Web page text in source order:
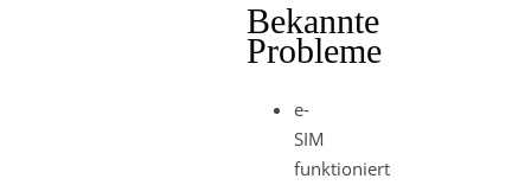
Bekannte
Probleme
e-
SIM
funktioniert